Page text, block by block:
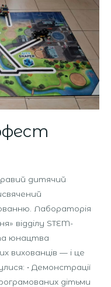
дитячий
Лабораторія
відділу STEM-
юнацтва
вихованців — і це
• Демонстрації
дітьми